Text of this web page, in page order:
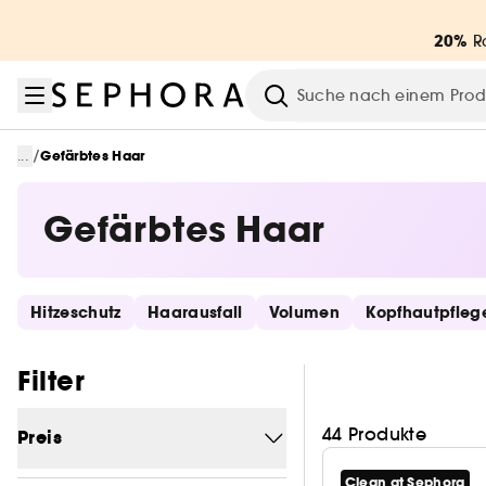
20%
Suche
... /Gefärbtes Haar
Gefärbtes Haar
Schnelllinks überspringen
Hitzeschutz Haarausfall Volumen
Filter
Preis 44 Produkte